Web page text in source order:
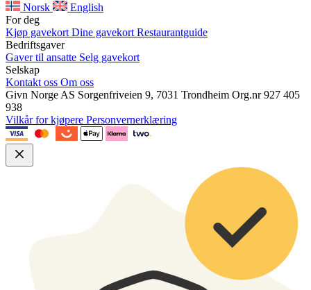
Norsk
English
For deg
Kjøp gavekort Dine gavekort Restaurantguide
Bedriftsgaver
Gaver til ansatte Selg gavekort
Selskap
Kontakt oss Om oss
Givn Norge AS Sorgenfriveien 9, 7031 Trondheim Org.nr 927 405
938
Vilkår for kjøpere Personvernerklæring